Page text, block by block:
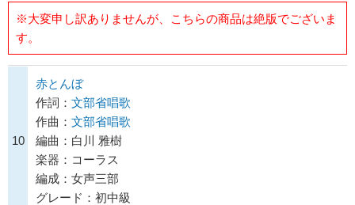
※大変申し訳ありませんが、こちらの商品は絶版でございま
す。
10
赤とんぼ
作詞： 文部省唱歌
作曲： 文部省唱歌
編曲：白川 雅樹
楽器：コーラス
編成：女声三部
グレード：初中級